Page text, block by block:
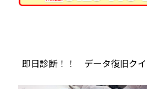
即日診断！！ データ復旧ク